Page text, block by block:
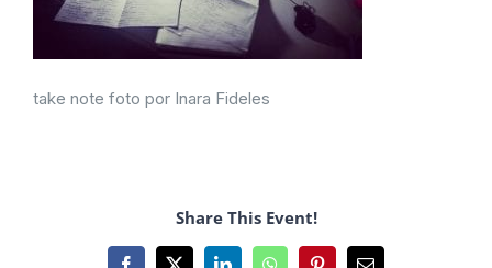
take note foto por Inara Fideles
Share This Event!